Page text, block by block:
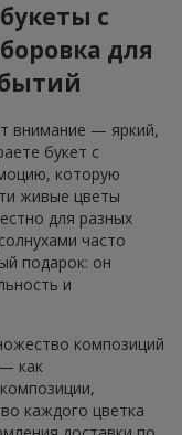
с
для
внимание — яркий,
букет с
которую
живые цветы
для разных
часто
подарок: он
и
композиций
как
каждого цветка